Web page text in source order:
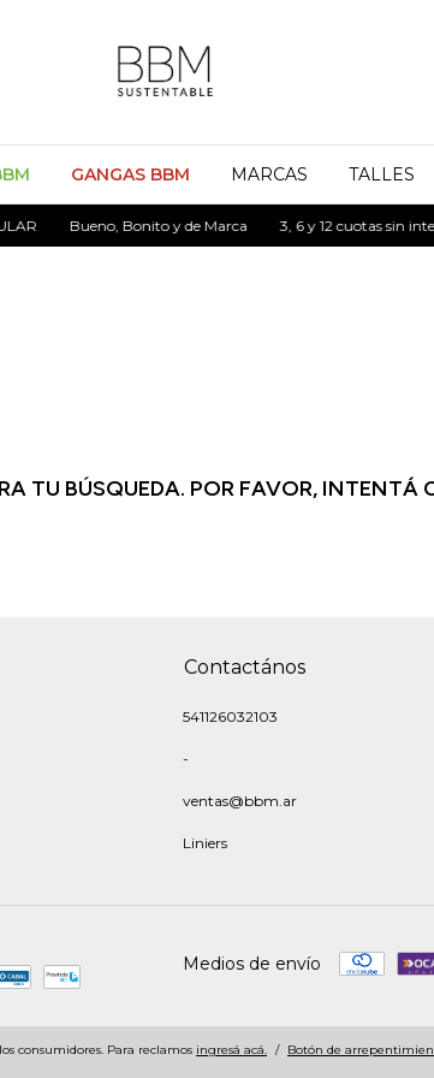
GANGAS BBM MARCAS TALLES
Bueno, Bonito y de Marca 3, 6 y 12 cuotas sin
TU BÚSQUEDA. POR FAVOR, INTENTÁ
Contactános
541126032103
-
ventas@bbm.ar
Liniers
Medios de envío
consumidores. Para reclamos ingresá acá. / Botón de